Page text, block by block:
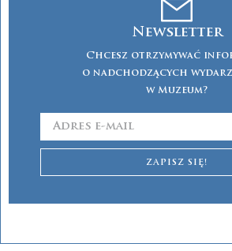
Newsletter
Chcesz otrzymywać
o nadchodzących
w Muzeum?
ZAPISZ SIĘ!